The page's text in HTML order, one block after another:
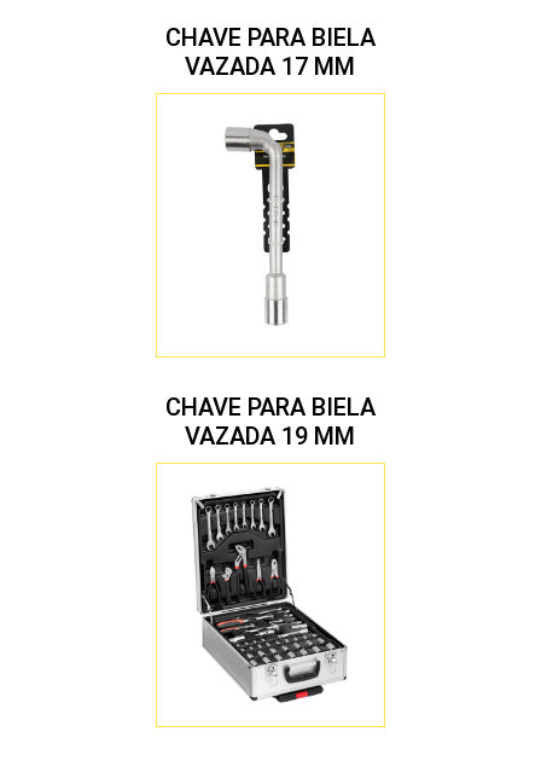
CHAVE PARA BIELA
VAZADA 17 MM
CHAVE PARA BIELA
VAZADA 19 MM